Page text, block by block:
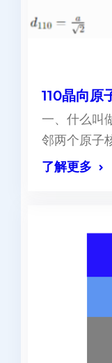
110晶向原
一、什么叫
邻两个原子
了解更多